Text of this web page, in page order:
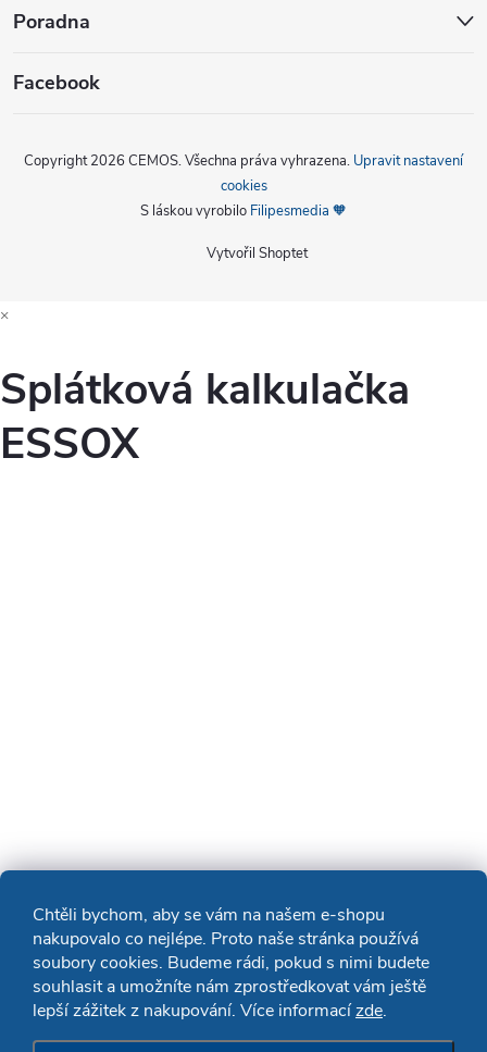
Chtěli bychom, aby se vám na našem e-shopu
nakupovalo co nejlépe. Proto naše stránka používá
soubory cookies. Budeme rádi, pokud s nimi budete
souhlasit a umožníte nám zprostředkovat vám ještě
lepší zážitek z nakupování. Více informacízde.
Poradna
Facebook
Vytvořil Shoptet
Copyright 2026 CEMOS. Všechna práva vyhrazena. Upravit nastavení
cookies
S láskou vyrobilo Filipesmedia 🧡
×
Splátková kalkulačka
ESSOX